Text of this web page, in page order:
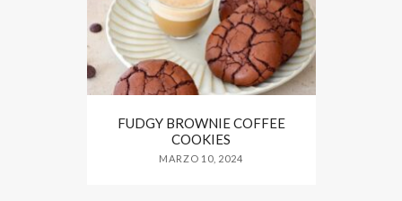
FUDGY BROWNIE COFFEE
COOKIES
MARZO 10, 2024